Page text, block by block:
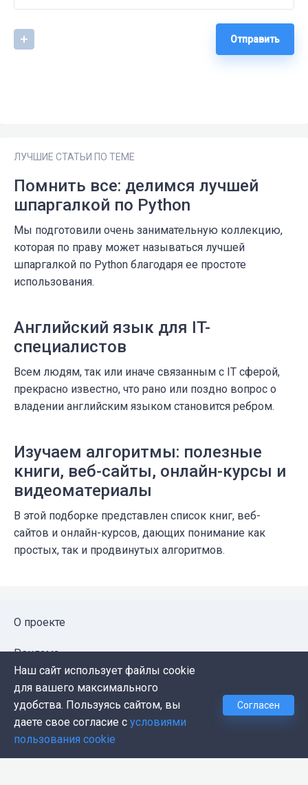
Отправить
ЛУЧШИЕ СТАТЬИ ПО ТЕМЕ
Помнить все: делимся лучшей
шпаргалкой по Python
Мы подготовили очень занимательную коллекцию,
которая по праву может называться лучшей
шпаргалкой по Python благодаря ее простоте
использования.
Английский язык для IT-
специалистов
Всем людям, так или иначе связанным с IT сферой,
прекрасно известно, что рано или поздно вопрос о
владении английским языком становится ребром.
Изучаем алгоритмы: полезные
книги, веб-сайты, онлайн-курсы и
видеоматериалы
В этой подборке представлен список книг, веб-
сайтов и онлайн-курсов, дающих понимание как
простых, так и продвинутых алгоритмов.
О проекте
Реклама
Публичная оферта
Политика конфиденциальности
Контакты
Наш сайт использует файлы cookie
для вашего максимального
удобства. Пользуясь сайтом, вы
даете свое согласие с условиями
пользования cookie
Согласен